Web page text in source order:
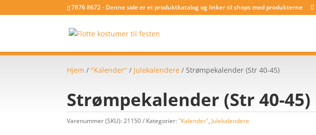
7876 8672 - Denne side er et produktkatalog og linker til shops med produkterne
Hjem / "Kalender" / Julekalendere / Strømpekalender (Str 40-45)
Strømpekalender (Str 40-45)
Varenummer (SKU):21150 Kategorier:"Kalender", Julekalendere